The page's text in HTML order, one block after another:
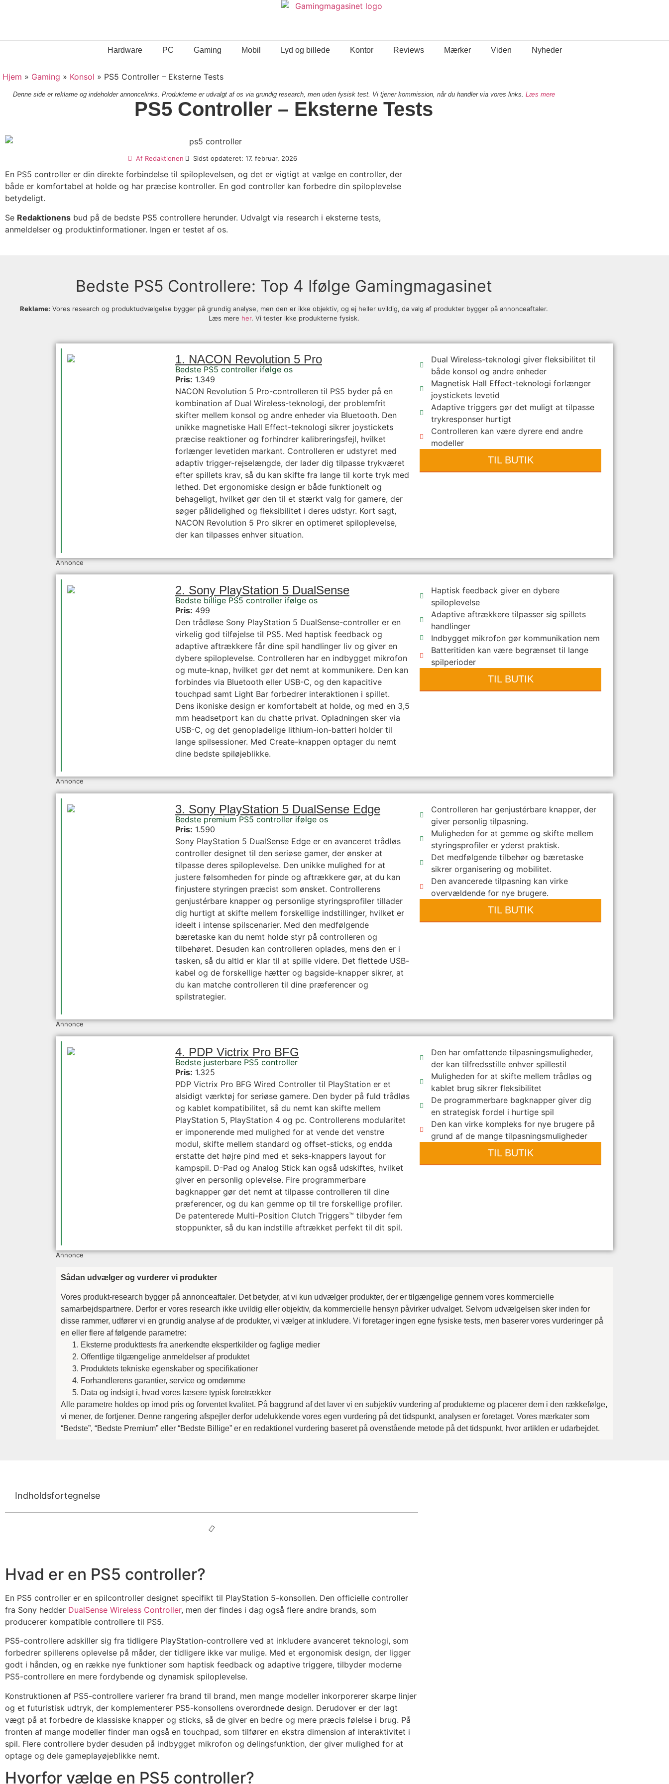
Hardware PC Gaming Mobil Lyd og billede Kontor Reviews Mærker Viden Nyheder
Hjem » Gaming » Konsol » PS5 Controller – Eksterne Tests
Denne side er reklame og indeholder annoncelinks. Produkterne er udvalgt af os via grundig research, men uden fysisk test. Vi tjener kommission, når du handler via vores links. Læs mere
PS5 Controller – Eksterne Tests
AfRedaktionen Sidst opdateret: 17. februar, 2026
En PS5 controller er din direkte forbindelse til spiloplevelsen, og det er vigtigt at vælge en controller, der
både er komfortabel at holde og har præcise kontroller. En god controller kan forbedre din spiloplevelse
betydeligt.
Se Redaktionens bud på de bedste PS5 controllere herunder. Udvalgt via research i eksterne tests,
anmeldelser og produktinformationer. Ingen er testet af os.
Bedste PS5 Controllere: Top 4 Ifølge Gamingmagasinet
Reklame: Vores research og produktudvælgelse bygger på grundig analyse, men den er ikke objektiv, og ej heller uvildig, da valg af produkter bygger på annonceaftaler.
Læs mere her. Vi tester ikke produkterne fysisk.
1. NACON Revolution 5 Pro
Bedste PS5 controller ifølge os
Pris: 1.349
NACON Revolution 5 Pro-controlleren til PS5 byder på en
kombination af Dual Wireless-teknologi, der problemfrit
skifter mellem konsol og andre enheder via Bluetooth. Den
unikke magnetiske Hall Effect-teknologi sikrer joystickets
præcise reaktioner og forhindrer kalibreringsfejl, hvilket
forlænger levetiden markant. Controlleren er udstyret med
adaptiv trigger-rejselængde, der lader dig tilpasse trykværet
efter spillets krav, så du kan skifte fra lange til korte tryk med
lethed. Det ergonomiske design er både funktionelt og
behageligt, hvilket gør den til et stærkt valg for gamere, der
søger pålidelighed og fleksibilitet i deres udstyr. Kort sagt,
NACON Revolution 5 Pro sikrer en optimeret spiloplevelse,
der kan tilpasses enhver situation.
Dual Wireless-teknologi giver fleksibilitet til
både konsol og andre enheder
Magnetisk Hall Effect-teknologi forlænger
joystickets levetid
Adaptive triggers gør det muligt at tilpasse
trykresponser hurtigt
Controlleren kan være dyrere end andre
modeller
TIL BUTIK
Annonce
2. Sony PlayStation 5 DualSense
Bedste billige PS5 controller ifølge os
Pris: 499
Den trådløse Sony PlayStation 5 DualSense-controller er en
virkelig god tilføjelse til PS5. Med haptisk feedback og
adaptive aftrækkere får dine spil handlinger liv og giver en
dybere spiloplevelse. Controlleren har en indbygget mikrofon
og mute-knap, hvilket gør det nemt at kommunikere. Den kan
forbindes via Bluetooth eller USB-C, og den kapacitive
touchpad samt Light Bar forbedrer interaktionen i spillet.
Dens ikoniske design er komfortabelt at holde, og med en 3,5
mm headsetport kan du chatte privat. Opladningen sker via
USB-C, og det genopladelige lithium-ion-batteri holder til
lange spilsessioner. Med Create-knappen optager du nemt
dine bedste spiløjeblikke.
Haptisk feedback giver en dybere
spiloplevelse
Adaptive aftrækkere tilpasser sig spillets
handlinger
Indbygget mikrofon gør kommunikation nem
Batteritiden kan være begrænset til lange
spilperioder
TIL BUTIK
Annonce
3. Sony PlayStation 5 DualSense Edge
Bedste premium PS5 controller ifølge os
Pris: 1.590
Sony PlayStation 5 DualSense Edge er en avanceret trådløs
controller designet til den seriøse gamer, der ønsker at
tilpasse deres spiloplevelse. Den unikke mulighed for at
justere følsomheden for pinde og aftrækkere gør, at du kan
finjustere styringen præcist som ønsket. Controllerens
genjustérbare knapper og personlige styringsprofiler tillader
dig hurtigt at skifte mellem forskellige indstillinger, hvilket er
ideelt i intense spilscenarier. Med den medfølgende
bæretaske kan du nemt holde styr på controlleren og
tilbehøret. Desuden kan controlleren oplades, mens den er i
tasken, så du altid er klar til at spille videre. Det flettede USB-
kabel og de forskellige hætter og bagside-knapper sikrer, at
du kan matche controlleren til dine præferencer og
spilstrategier.
Controlleren har genjustérbare knapper, der
giver personlig tilpasning.
Muligheden for at gemme og skifte mellem
styringsprofiler er yderst praktisk.
Det medfølgende tilbehør og bæretaske
sikrer organisering og mobilitet.
Den avancerede tilpasning kan virke
overvældende for nye brugere.
TIL BUTIK
Annonce
4. PDP Victrix Pro BFG
Bedste justerbare PS5 controller
Pris: 1.325
PDP Victrix Pro BFG Wired Controller til PlayStation er et
alsidigt værktøj for seriøse gamere. Den byder på fuld trådløs
og kablet kompatibilitet, så du nemt kan skifte mellem
PlayStation 5, PlayStation 4 og pc. Controllerens modularitet
er imponerende med mulighed for at vende det venstre
modul, skifte mellem standard og offset-sticks, og endda
erstatte det højre pind med et seks-knappers layout for
kampspil. D-Pad og Analog Stick kan også udskiftes, hvilket
giver en personlig oplevelse. Fire programmerbare
bagknapper gør det nemt at tilpasse controlleren til dine
præferencer, og du kan gemme op til tre forskellige profiler.
De patenterede Multi-Position Clutch Triggers™ tilbyder fem
stoppunkter, så du kan indstille aftrækket perfekt til dit spil.
Den har omfattende tilpasningsmuligheder,
der kan tilfredsstille enhver spillestil
Muligheden for at skifte mellem trådløs og
kablet brug sikrer fleksibilitet
De programmerbare bagknapper giver dig
en strategisk fordel i hurtige spil
Den kan virke kompleks for nye brugere på
grund af de mange tilpasningsmuligheder
TIL BUTIK
Annonce
Sådan udvælger og vurderer vi produkter
Vores produkt-research bygger på annonceaftaler. Det betyder, at vi kun udvælger produkter, der er tilgængelige gennem vores kommercielle
samarbejdspartnere. Derfor er vores research ikke uvildig eller objektiv, da kommercielle hensyn påvirker udvalget. Selvom udvælgelsen sker inden for
disse rammer, udfører vi en grundig analyse af de produkter, vi vælger at inkludere. Vi foretager ingen egne fysiske tests, men baserer vores vurderinger på
en eller flere af følgende parametre:
Eksterne produkttests fra anerkendte ekspertkilder og faglige medier
Offentlige tilgængelige anmeldelser af produktet
Produktets tekniske egenskaber og specifikationer
Forhandlerens garantier, service og omdømme
Data og indsigt i, hvad vores læsere typisk foretrækker
Alle parametre holdes op imod pris og forventet kvalitet. På baggrund af det laver vi en subjektiv vurdering af produkterne og placerer dem i den rækkefølge,
vi mener, de fortjener. Denne rangering afspejler derfor udelukkende vores egen vurdering på det tidspunkt, analysen er foretaget. Vores mærkater som
“Bedste”, “Bedste Premium” eller “Bedste Billige” er en redaktionel vurdering baseret på ovenstående metode på det tidspunkt, hvor artiklen er udarbejdet.
Indholdsfortegnelse
Hvad er en PS5 controller?
En PS5 controller er en spilcontroller designet specifikt til PlayStation 5-konsollen. Den officielle controller
fra Sony hedder DualSense Wireless Controller, men der findes i dag også flere andre brands, som
producerer kompatible controllere til PS5.
PS5-controllere adskiller sig fra tidligere PlayStation-controllere ved at inkludere avanceret teknologi, som
forbedrer spillerens oplevelse på måder, der tidligere ikke var mulige. Med et ergonomisk design, der ligger
godt i hånden, og en række nye funktioner som haptisk feedback og adaptive triggere, tilbyder moderne
PS5-controllere en mere fordybende og dynamisk spiloplevelse.
Konstruktionen af PS5-controllere varierer fra brand til brand, men mange modeller inkorporerer skarpe linjer
og et futuristisk udtryk, der komplementerer PS5-konsollens overordnede design. Derudover er der lagt
vægt på at forbedre de klassiske knapper og sticks, så de giver en bedre og mere præcis følelse i brug. På
fronten af mange modeller finder man også en touchpad, som tilfører en ekstra dimension af interaktivitet i
spil. Flere controllere byder desuden på indbygget mikrofon og delingsfunktion, der giver mulighed for at
optage og dele gameplayøjeblikke nemt.
Hvorfor vælge en PS5 controller?